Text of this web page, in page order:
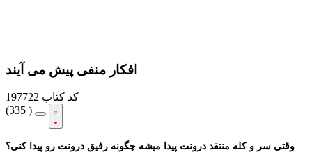
افکار منفی پیش می آیند
کد کتاب 197722
(335 )
وقتی سر و کله منتقد درونت پیدا میشه چگونه رفیق درونت رو پیدا کنی؟